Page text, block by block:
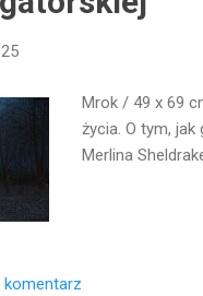
Mrok / 49 x 69
życia. O tym,
Merlina
komentarz